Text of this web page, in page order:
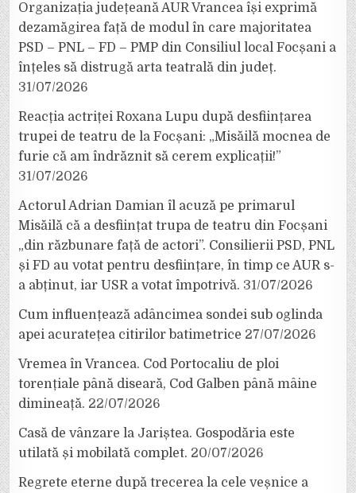
Organizația județeană AUR Vrancea își exprimă
dezamăgirea față de modul în care majoritatea
PSD – PNL – FD – PMP din Consiliul local Focșani a
înțeles să distrugă arta teatrală din județ.
31/07/2026
Reacția actriței Roxana Lupu după desființarea
trupei de teatru de la Focșani: „Misăilă mocnea de
furie că am îndrăznit să cerem explicații!”
31/07/2026
Actorul Adrian Damian îl acuză pe primarul
Misăilă că a desființat trupa de teatru din Focșani
„din răzbunare față de actori”. Consilierii PSD, PNL
și FD au votat pentru desființare, în timp ce AUR s-
a abținut, iar USR a votat împotrivă. 31/07/2026
Cum influențează adâncimea sondei sub oglinda
apei acuratețea citirilor batimetrice 27/07/2026
Vremea în Vrancea. Cod Portocaliu de ploi
torențiale până diseară, Cod Galben până mâine
dimineață. 22/07/2026
Casă de vânzare la Jariștea. Gospodăria este
utilată și mobilată complet. 20/07/2026
Regrete eterne după trecerea la cele veșnice a